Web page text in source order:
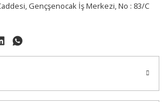
Gençşenocak İş Merkezi, No : 83/C